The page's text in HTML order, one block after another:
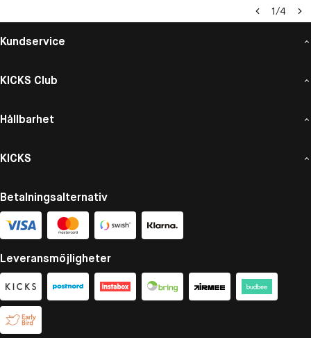
1/4
Kundservice
KICKS Club
Hållbarhet
KICKS
Betalningsalternativ
Leveransmöjligheter